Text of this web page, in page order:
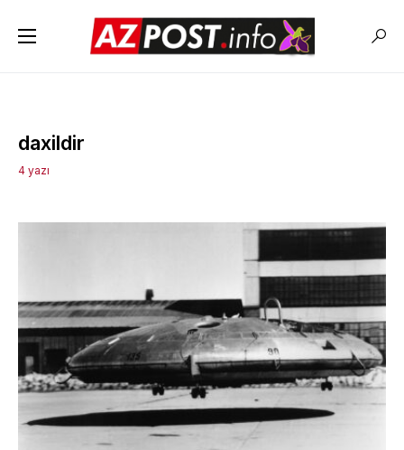
daxildir
4 yazı